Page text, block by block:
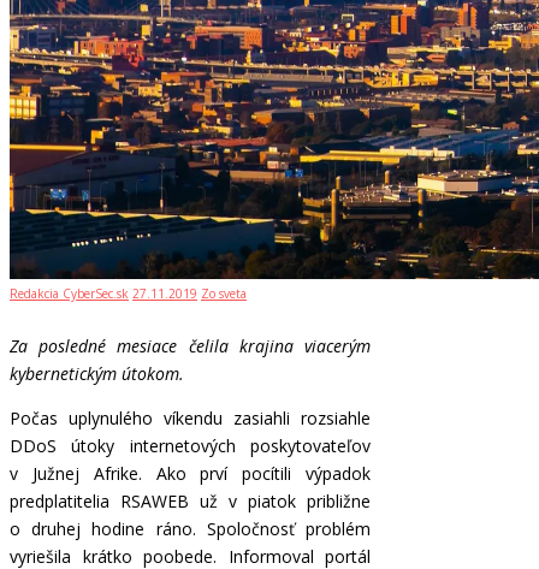
Redakcia CyberSec.sk 27.11.2019 Zo sveta
Za posledné mesiace čelila krajina viacerým
kybernetickým útokom.
Počas uplynulého víkendu zasiahli rozsiahle
DDoS útoky internetových poskytovateľov
v Južnej Afrike. Ako prví pocítili výpadok
predplatitelia RSAWEB už v piatok približne
o druhej hodine ráno. Spoločnosť problém
vyriešila krátko poobede. Informoval portál